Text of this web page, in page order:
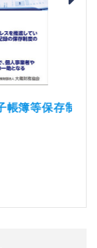
保存制度の